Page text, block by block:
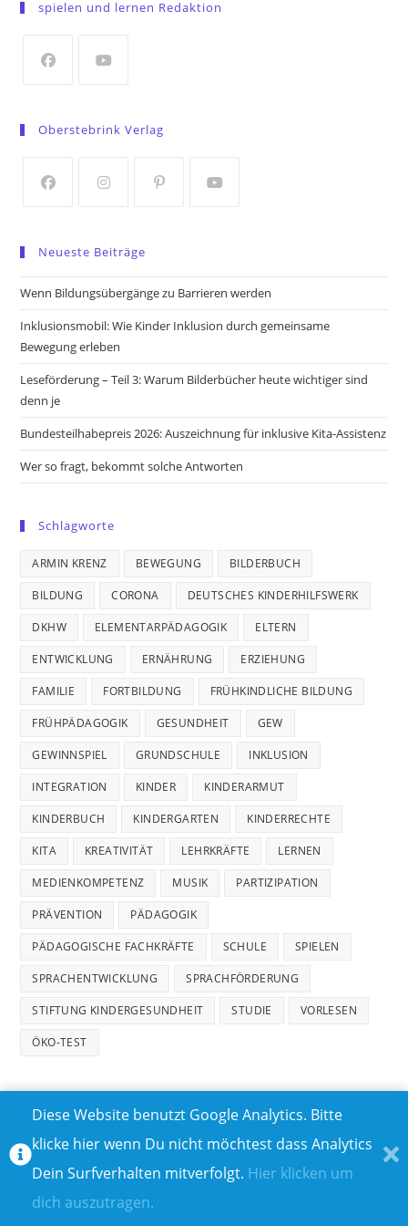
a
tab
spielen und lernen Redaktion
a
tab
tab
Oberstebrink Verlag
a
new
new
a
new
new
Neueste Beiträge
Wenn Bildungsübergänge zu Barrieren werden
Inklusionsmobil: Wie Kinder Inklusion durch gemeinsame
Bewegung erleben
Leseförderung – Teil 3: Warum Bilderbücher heute wichtiger sind
denn je
Bundesteilhabepreis 2026: Auszeichnung für inklusive Kita-Assistenz
Wer so fragt, bekommt solche Antworten
Schlagworte
ARMIN KRENZ BEWEGUNG BILDERBUCH
BILDUNG CORONA DEUTSCHES KINDERHILFSWERK
DKHW ELEMENTARPÄDAGOGIK ELTERN
ENTWICKLUNG ERNÄHRUNG ERZIEHUNG
FAMILIE FORTBILDUNG FRÜHKINDLICHE BILDUNG
FRÜHPÄDAGOGIK GESUNDHEIT GEW
GEWINNSPIEL GRUNDSCHULE INKLUSION
INTEGRATION KINDER KINDERARMUT
KINDERBUCH KINDERGARTEN KINDERRECHTE
KITA KREATIVITÄT LEHRKRÄFTE LERNEN
MEDIENKOMPETENZ MUSIK PARTIZIPATION
PRÄVENTION PÄDAGOGIK
PÄDAGOGISCHE FACHKRÄFTE SCHULE SPIELEN
SPRACHENTWICKLUNG SPRACHFÖRDERUNG
STIFTUNG KINDERGESUNDHEIT STUDIE VORLESEN
ÖKO-TEST
TEILNAHMEBEDINGUNGEN FÜR GEWINNSPIELE
IMPRESSUM
ÜBER UNS I
Diese Website benutzt Google Analytics. Bitte
klicke hier wenn Du nicht möchtest dass Analytics
Dein Surfverhalten mitverfolgt. Hier klicken um
dich auszutragen.